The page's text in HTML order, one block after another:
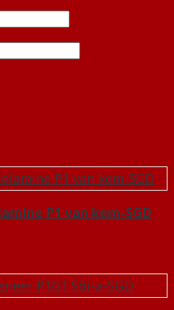
P1 van kem-SGD